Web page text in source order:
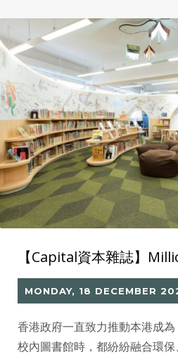
【Capital資本雜誌】
MONDAY, 18 DECEMBER
香港政府一直致力推動本港成
校內圖書館時，都紛紛融合環